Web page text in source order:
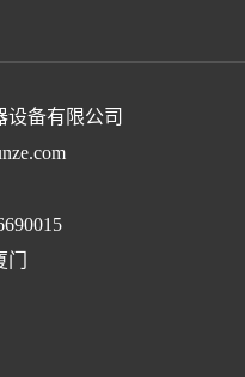
设备有限公司